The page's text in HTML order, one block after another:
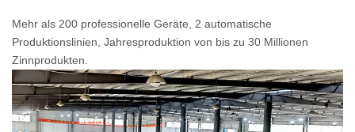
Mehr als 200 professionelle Geräte, 2 automatische
Produktionslinien, Jahresproduktion von bis zu 30 Millionen
Zinnprodukten.